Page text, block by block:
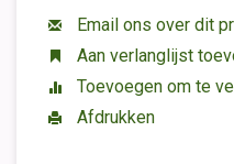
Email ons over dit
Aan verlanglijst
Toevoegen om te
Afdrukken